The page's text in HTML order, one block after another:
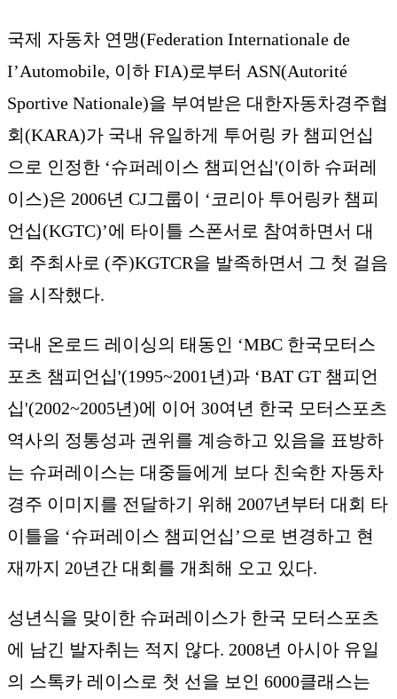
국제 자동차 연맹(Federation Internationale de
I’Automobile, 이하 FIA)로부터 ASN(Autorité
Sportive Nationale)을 부여받은 대한자동차경주협
회(KARA)가 국내 유일하게 투어링 카 챔피언십
으로 인정한 ‘슈퍼레이스 챔피언십'(이하 슈퍼레
이스)은 2006년 CJ그룹이 ‘코리아 투어링카 챔피
언십(KGTC)’에 타이틀 스폰서로 참여하면서 대
회 주최사로 (주)KGTCR을 발족하면서 그 첫 걸음
을 시작했다.
국내 온로드 레이싱의 태동인 ‘MBC 한국모터스
포츠 챔피언십'(1995~2001년)과 ‘BAT GT 챔피언
십'(2002~2005년)에 이어 30여년 한국 모터스포츠
역사의 정통성과 권위를 계승하고 있음을 표방하
는 슈퍼레이스는 대중들에게 보다 친숙한 자동차
경주 이미지를 전달하기 위해 2007년부터 대회 타
이틀을 ‘슈퍼레이스 챔피언십’으로 변경하고 현
재까지 20년간 대회를 개최해 오고 있다.
성년식을 맞이한 슈퍼레이스가 한국 모터스포츠
에 남긴 발자취는 적지 않다. 2008년 아시아 유일
의 스톡카 레이스로 첫 선을 보인 6000클래스는